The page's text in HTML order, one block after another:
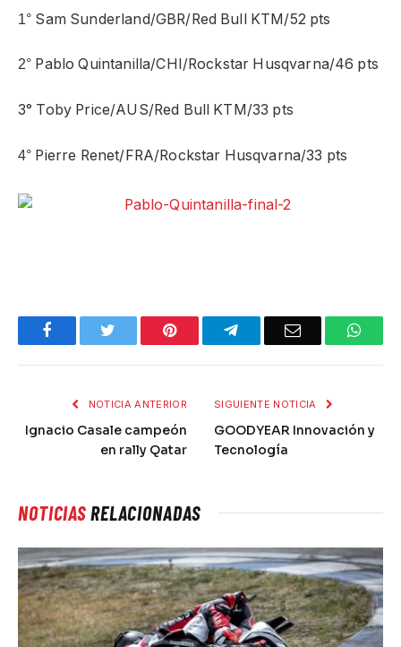
1° Sam Sunderland/GBR/Red Bull KTM/52 pts
2° Pablo Quintanilla/CHI/Rockstar Husqvarna/46 pts
3° Toby Price/AUS/Red Bull KTM/33 pts
4° Pierre Renet/FRA/Rockstar Husqvarna/33 pts
Facebook Pinterest TelegramEmail
NOTICIA ANTERIOR
Ignacio Casale campeón
en rally Qatar
SIGUIENTE NOTICIA
GOODYEAR Innovación y
Tecnología
NOTICIASRELACIONADAS